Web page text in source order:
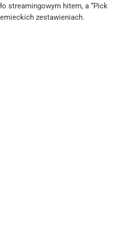
streamingowym hitem, a “Pick
zestawieniach.